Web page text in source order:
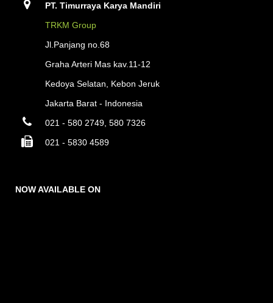
PT. Timurraya Karya Mandiri
TRKM Group
Jl.Panjang no.68
Graha Arteri Mas kav.11-12
Kedoya Selatan, Kebon Jeruk
Jakarta Barat - Indonesia
021 - 580 2749, 580 7326
021 - 5830 4589
NOW AVAILABLE ON